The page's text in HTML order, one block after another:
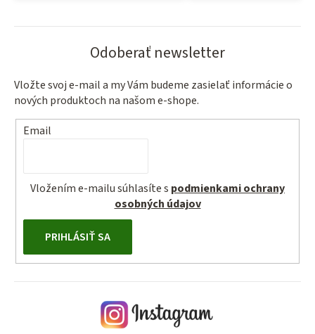
Odoberať newsletter
Vložte svoj e-mail a my Vám budeme zasielať informácie o
nových produktoch na našom e-shope.
Email
Vložením e-mailu súhlasíte s podmienkami ochrany
osobných údajov
PRIHLÁSIŤ SA